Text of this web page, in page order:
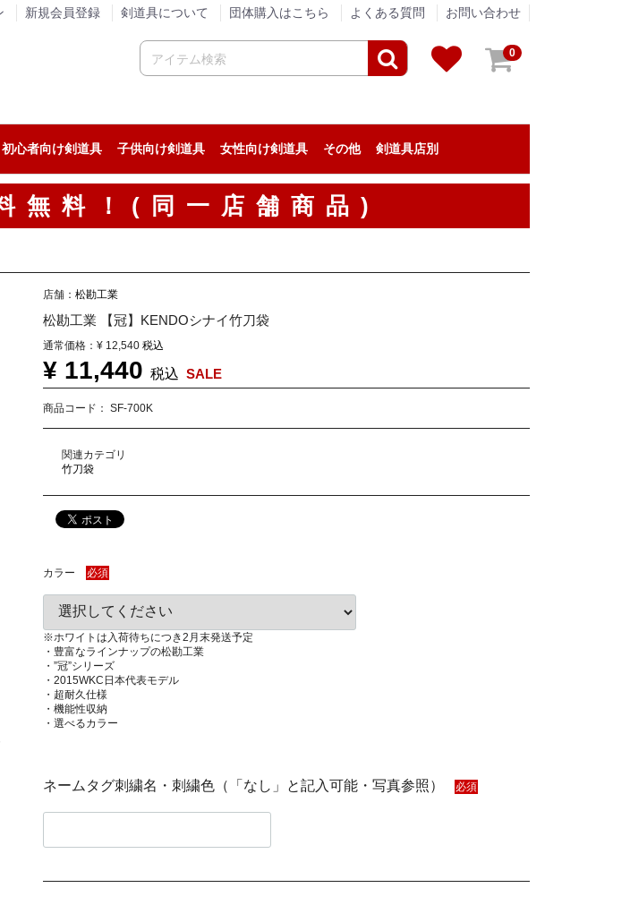
新規会員登録 剣道具について 団体購入はこちら よくある質問 お問い合わせ
0
初心者向け剣道具 子供向け剣道具 女性向け剣道具 その他
剣道具のメンテナンス
アパレル
贈答品
垂ネーム（垂名札）
剣道の小物
剣道具店別
料！(同一店舗商品)
店舗： 松勘工業
松勘工業 【冠】KENDOシナイ竹刀袋
通常価格： ¥ 12,540 税込
¥ 11,440 税込 SALE
商品コード： SF-700K
関連カテゴリ
竹刀袋
カラー 必須
※ホワイトは入荷待ちにつき2月末発送予定
・豊富なラインナップの松勘工業
・”冠”シリーズ
・2015WKC日本代表モデル
・超耐久仕様
・機能性収納
・選べるカラー
ネームタグ刺繍名・刺繍色（「なし」と記入可能・写真参照） 必須